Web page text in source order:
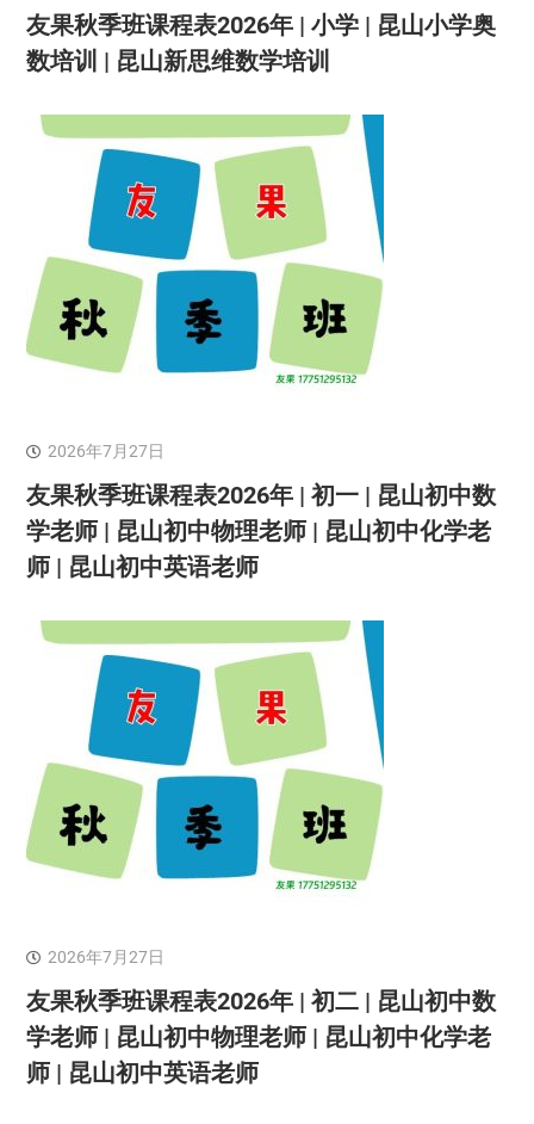
友果秋季班课程表2026年 | 小学 | 昆山小学奥
数培训 | 昆山新思维数学培训
2026年7月27日
友果秋季班课程表2026年 | 初一 | 昆山初中数
学老师 | 昆山初中物理老师 | 昆山初中化学老
师 | 昆山初中英语老师
2026年7月27日
友果秋季班课程表2026年 | 初二 | 昆山初中数
学老师 | 昆山初中物理老师 | 昆山初中化学老
师 | 昆山初中英语老师